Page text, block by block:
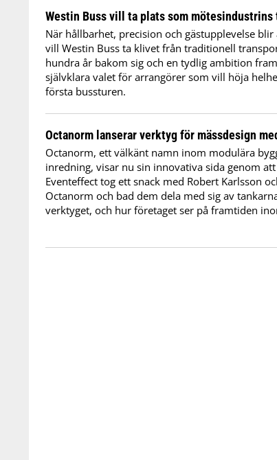
Westin Buss vill ta plats som
När hållbarhet, precision och gästupplevelse
vill Westin Buss ta klivet från traditionell
hundra år bakom sig och en tydlig ambition
självklara valet för arrangörer som vill höja
första bussturen.
Octanorm lanserar verktyg för mässdesign
Octanorm, ett välkänt namn inom modulära
inredning, visar nu sin innovativa sida genom
Eventeffect tog ett snack med Robert Karlsson
Octanorm och bad dem dela med sig av
verktyget, och hur företaget ser på framtiden